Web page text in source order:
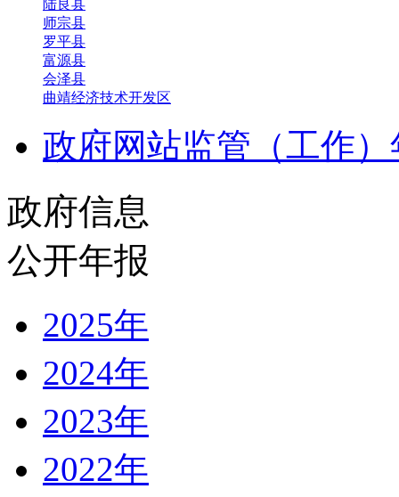
陆良县
师宗县
罗平县
富源县
会泽县
曲靖经济技术开发区
政府网站监管（工作
政府信息
公开年报
2025年
2024年
2023年
2022年